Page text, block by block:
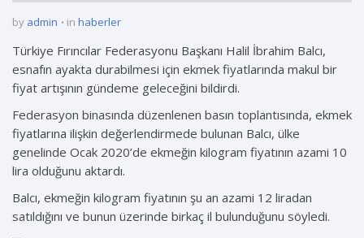
by admin in haberler
Türkiye Fırıncılar Federasyonu Başkanı Halil İbrahim Balcı,
esnafın ayakta durabilmesi için ekmek fiyatlarında makul bir
fiyat artışının gündeme geleceğini bildirdi.
Federasyon binasında düzenlenen basın toplantısında, ekmek
fiyatlarına ilişkin değerlendirmede bulunan Balcı, ülke
genelinde Ocak 2020’de ekmeğin kilogram fiyatının azami 10
lira olduğunu aktardı.
Balcı, ekmeğin kilogram fiyatının şu an azami 12 liradan
satıldığını ve bunun üzerinde birkaç il bulunduğunu söyledi.